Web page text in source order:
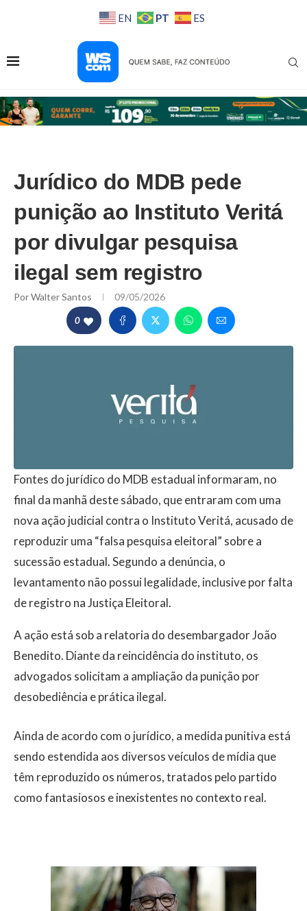
EN PT ES
Jurídico do MDB pede
punição ao Instituto Veritá
por divulgar pesquisa
ilegal sem registro
PorWalter Santos 09/05/2026
0
Fontes do jurídico do MDB estadual informaram, no
final da manhã deste sábado, que entraram com uma
nova ação judicial contra o Instituto Veritá, acusado de
reproduzir uma “falsa pesquisa eleitoral” sobre a
sucessão estadual. Segundo a denúncia, o
levantamento não possui legalidade, inclusive por falta
de registro na Justiça Eleitoral.
A ação está sob a relatoria do desembargador João
Benedito. Diante da reincidência do instituto, os
advogados solicitam a ampliação da punição por
desobediência e prática ilegal.
Ainda de acordo com o jurídico, a medida punitiva está
sendo estendida aos diversos veículos de mídia que
têm reproduzido os números, tratados pelo partido
como fantasiosos e inexistentes no contexto real.